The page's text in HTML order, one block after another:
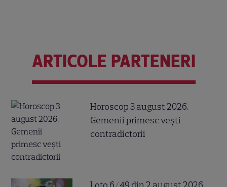
ARTICOLE PARTENERI
Horoscop 3 august 2026.
Gemenii primesc vești
contradictorii